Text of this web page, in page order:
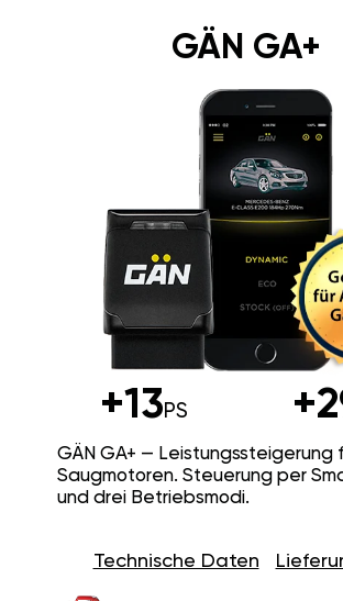
GÄN GA+
+13PS
GÄN GA+ — Leistungssteigerung
Saugmotoren. Steuerung per
und drei Betriebsmodi.
Technische Daten